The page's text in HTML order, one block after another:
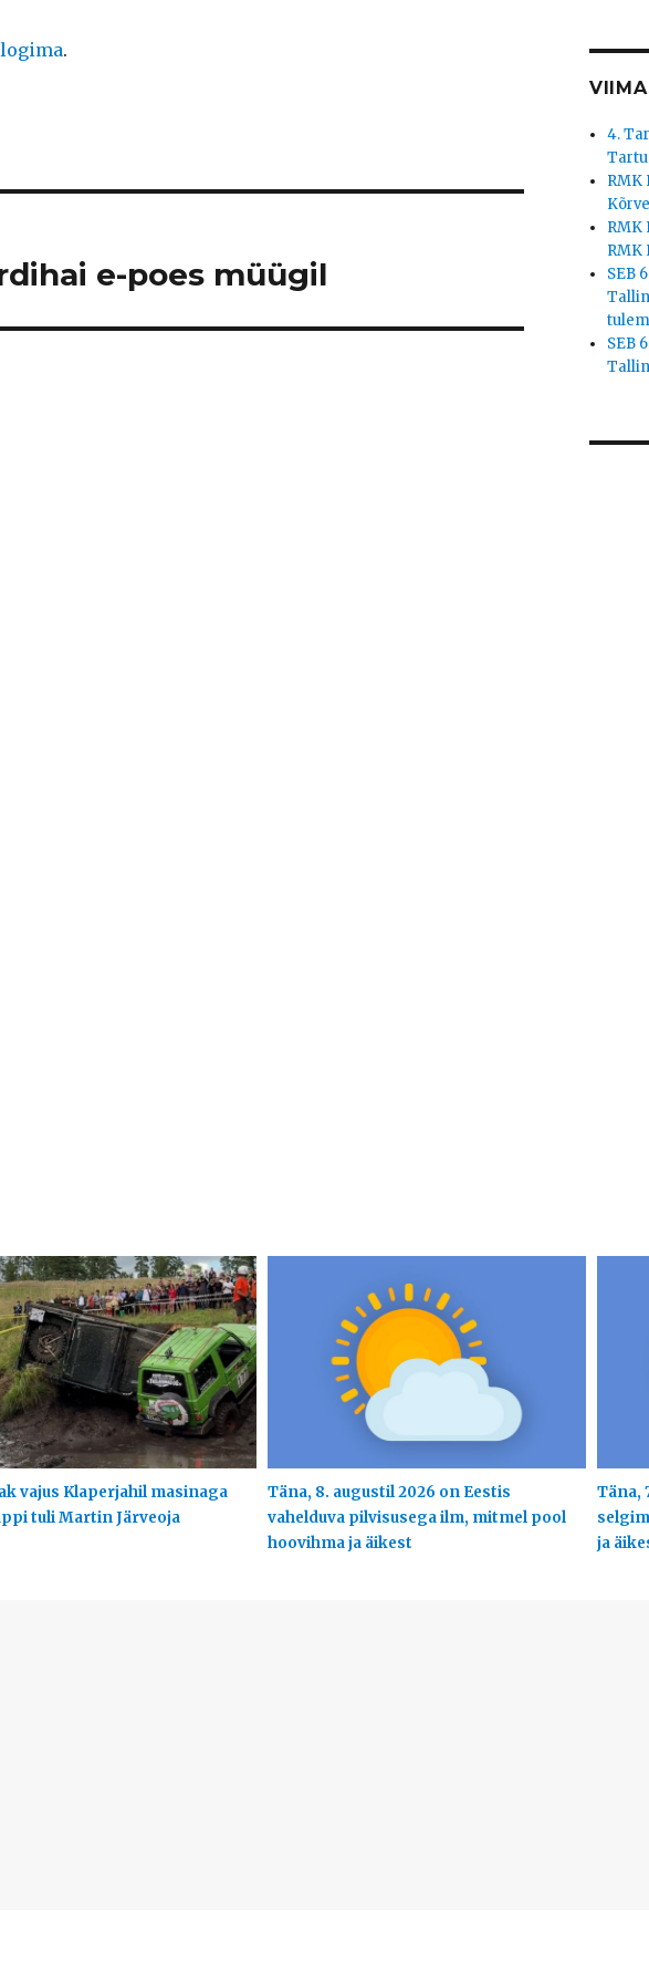
.
e-poes müügil
4.
RMK
RMK
RMK
SEB
SEB
vajus Klaperjahil masinaga
tuli Martin Järveoja
Täna, 8. augustil 2026 on Eestis
vahelduva pilvisusega ilm, mitmel pool
hoovihma ja äikest
Täna,
ja